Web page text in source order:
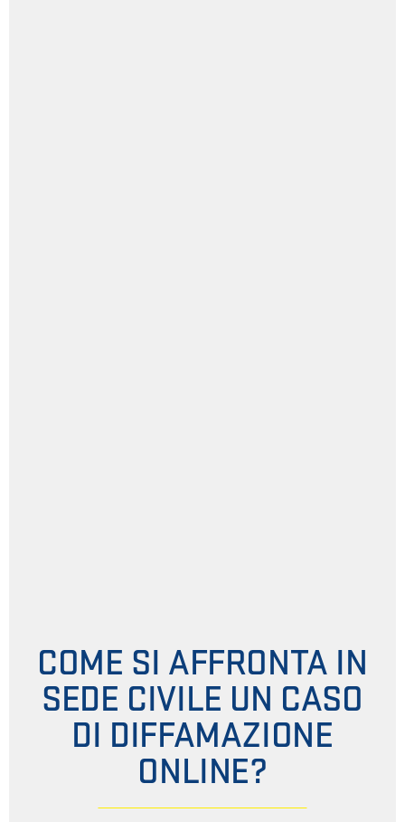
COME SI AFFRONTA IN
SEDE CIVILE UN CASO
DI DIFFAMAZIONE
ONLINE?